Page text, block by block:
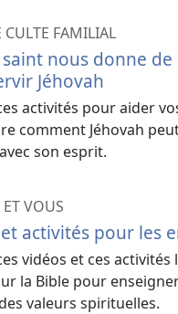
CULTE FAMILIAL
saint nous donne
Jéhovah
activités pour aider
comment Jéhovah
son esprit.
VOUS
activités pour les
vidéos et ces activités
la Bible pour
valeurs spirituelles.